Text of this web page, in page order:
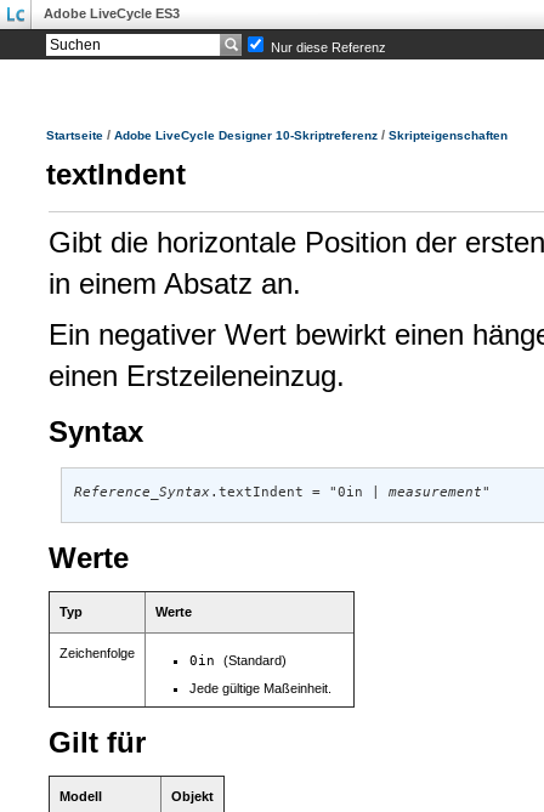
Adobe LiveCycle ES3
Nur diese Referenz
Startseite / Adobe LiveCycle Designer 10-Skriptreferenz / Skripteigenschaften
textIndent
Gibt die horizontale Position der
in einem Absatz an.
Ein negativer Wert bewirkt einen
einen Erstzeileneinzug.
Syntax
Reference_Syntax.textIndent = "0in | measurement"
Werte
Typ Werte
Zeichenfolge 0in (Standard)
Jede gültige Maßeinheit.
Gilt für
Modell Objekt